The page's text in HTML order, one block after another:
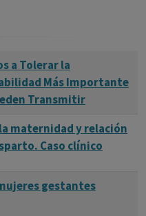
a Tolerar la
Más Importante
Transmitir
maternidad y relación
Caso clínico
gestantes